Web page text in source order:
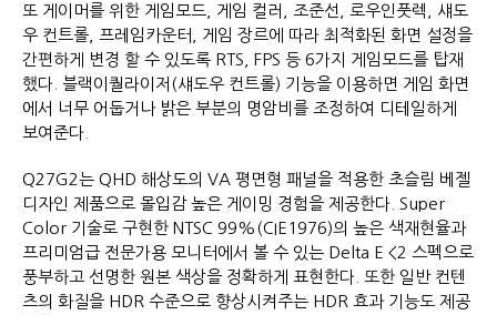
또 게이머를 위한 게임모드, 게임 컬러, 조준선, 로우인풋렉, 섀도
우 컨트롤, 프레임카운터, 게임 장르에 따라 최적화된 화면 설정을
간편하게 변경 할 수 있도록 RTS, FPS 등 6가지 게임모드를 탑재
했다. 블랙이퀄라이저(섀도우 컨트롤) 기능을 이용하면 게임 화면
에서 너무 어둡거나 밝은 부분의 명암비를 조정하여 디테일하게
보여준다.
Q27G2는 QHD 해상도의 VA 평면형 패널을 적용한 초슬림 베젤
디자인 제품으로 몰입감 높은 게이밍 경험을 제공한다. Super
Color 기술로 구현한 NTSC 99%(CIE1976)의 높은 색재현율과
프리미엄급 전문가용 모니터에서 볼 수 있는 Delta E <2 스펙으로
풍부하고 선명한 원본 색상을 정확하게 표현한다. 또한 일반 컨텐
츠의 화질을 HDR 수준으로 향상시켜주는 HDR 효과 기능도 제공